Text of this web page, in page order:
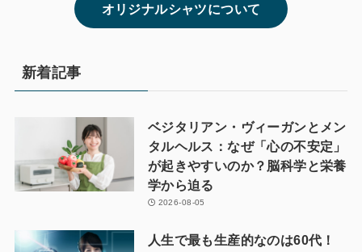
オリジナルシャツについて
新着記事
ベジタリアン・ヴィーガンとメン
タルヘルス：なぜ「心の不安定」
が起きやすいのか？脳科学と栄養
学から迫る
2026-08-05
人生で最も生産的なのは60代！